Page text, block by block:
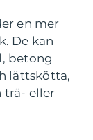
en mer
De kan
betong
lättskötta,
trä- eller